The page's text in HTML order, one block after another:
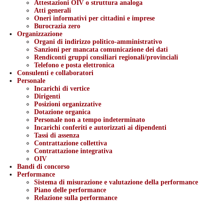
Attestazioni OIV o struttura analoga
Atti generali
Oneri informativi per cittadini e imprese
Burocrazia zero
Organizzazione
Organi di indirizzo politico-amministrativo
Sanzioni per mancata comunicazione dei dati
Rendiconti gruppi consiliari regionali/provinciali
Telefono e posta elettronica
Consulenti e collaboratori
Personale
Incarichi di vertice
Dirigenti
Posizioni organizzative
Dotazione organica
Personale non a tempo indeterminato
Incarichi conferiti e autorizzati ai dipendenti
Tassi di assenza
Contrattazione collettiva
Contrattazione integrativa
OIV
Bandi di concorso
Performance
Sistema di misurazione e valutazione della performance
Piano delle performance
Relazione sulla performance